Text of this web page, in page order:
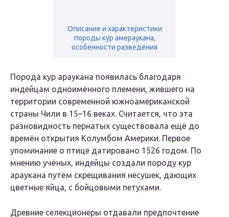
Описание и характеристики
породы кур амераукана,
особенности разведения
Порода кур араукана появилась благодаря
индейцам одноимённого племени, жившего на
территории современной южноамериканской
страны Чили в 15–16 веках. Считается, что эта
разновидность пернатых существовала ещё до
времён открытия Колумбом Америки. Первое
упоминание о птице датировано 1526 годом. По
мнению учёных, индейцы создали породу кур
араукана путём скрещивания несушек, дающих
цветные яйца, с бойцовыми петухами.
Древние селекционеры отдавали предпочтение